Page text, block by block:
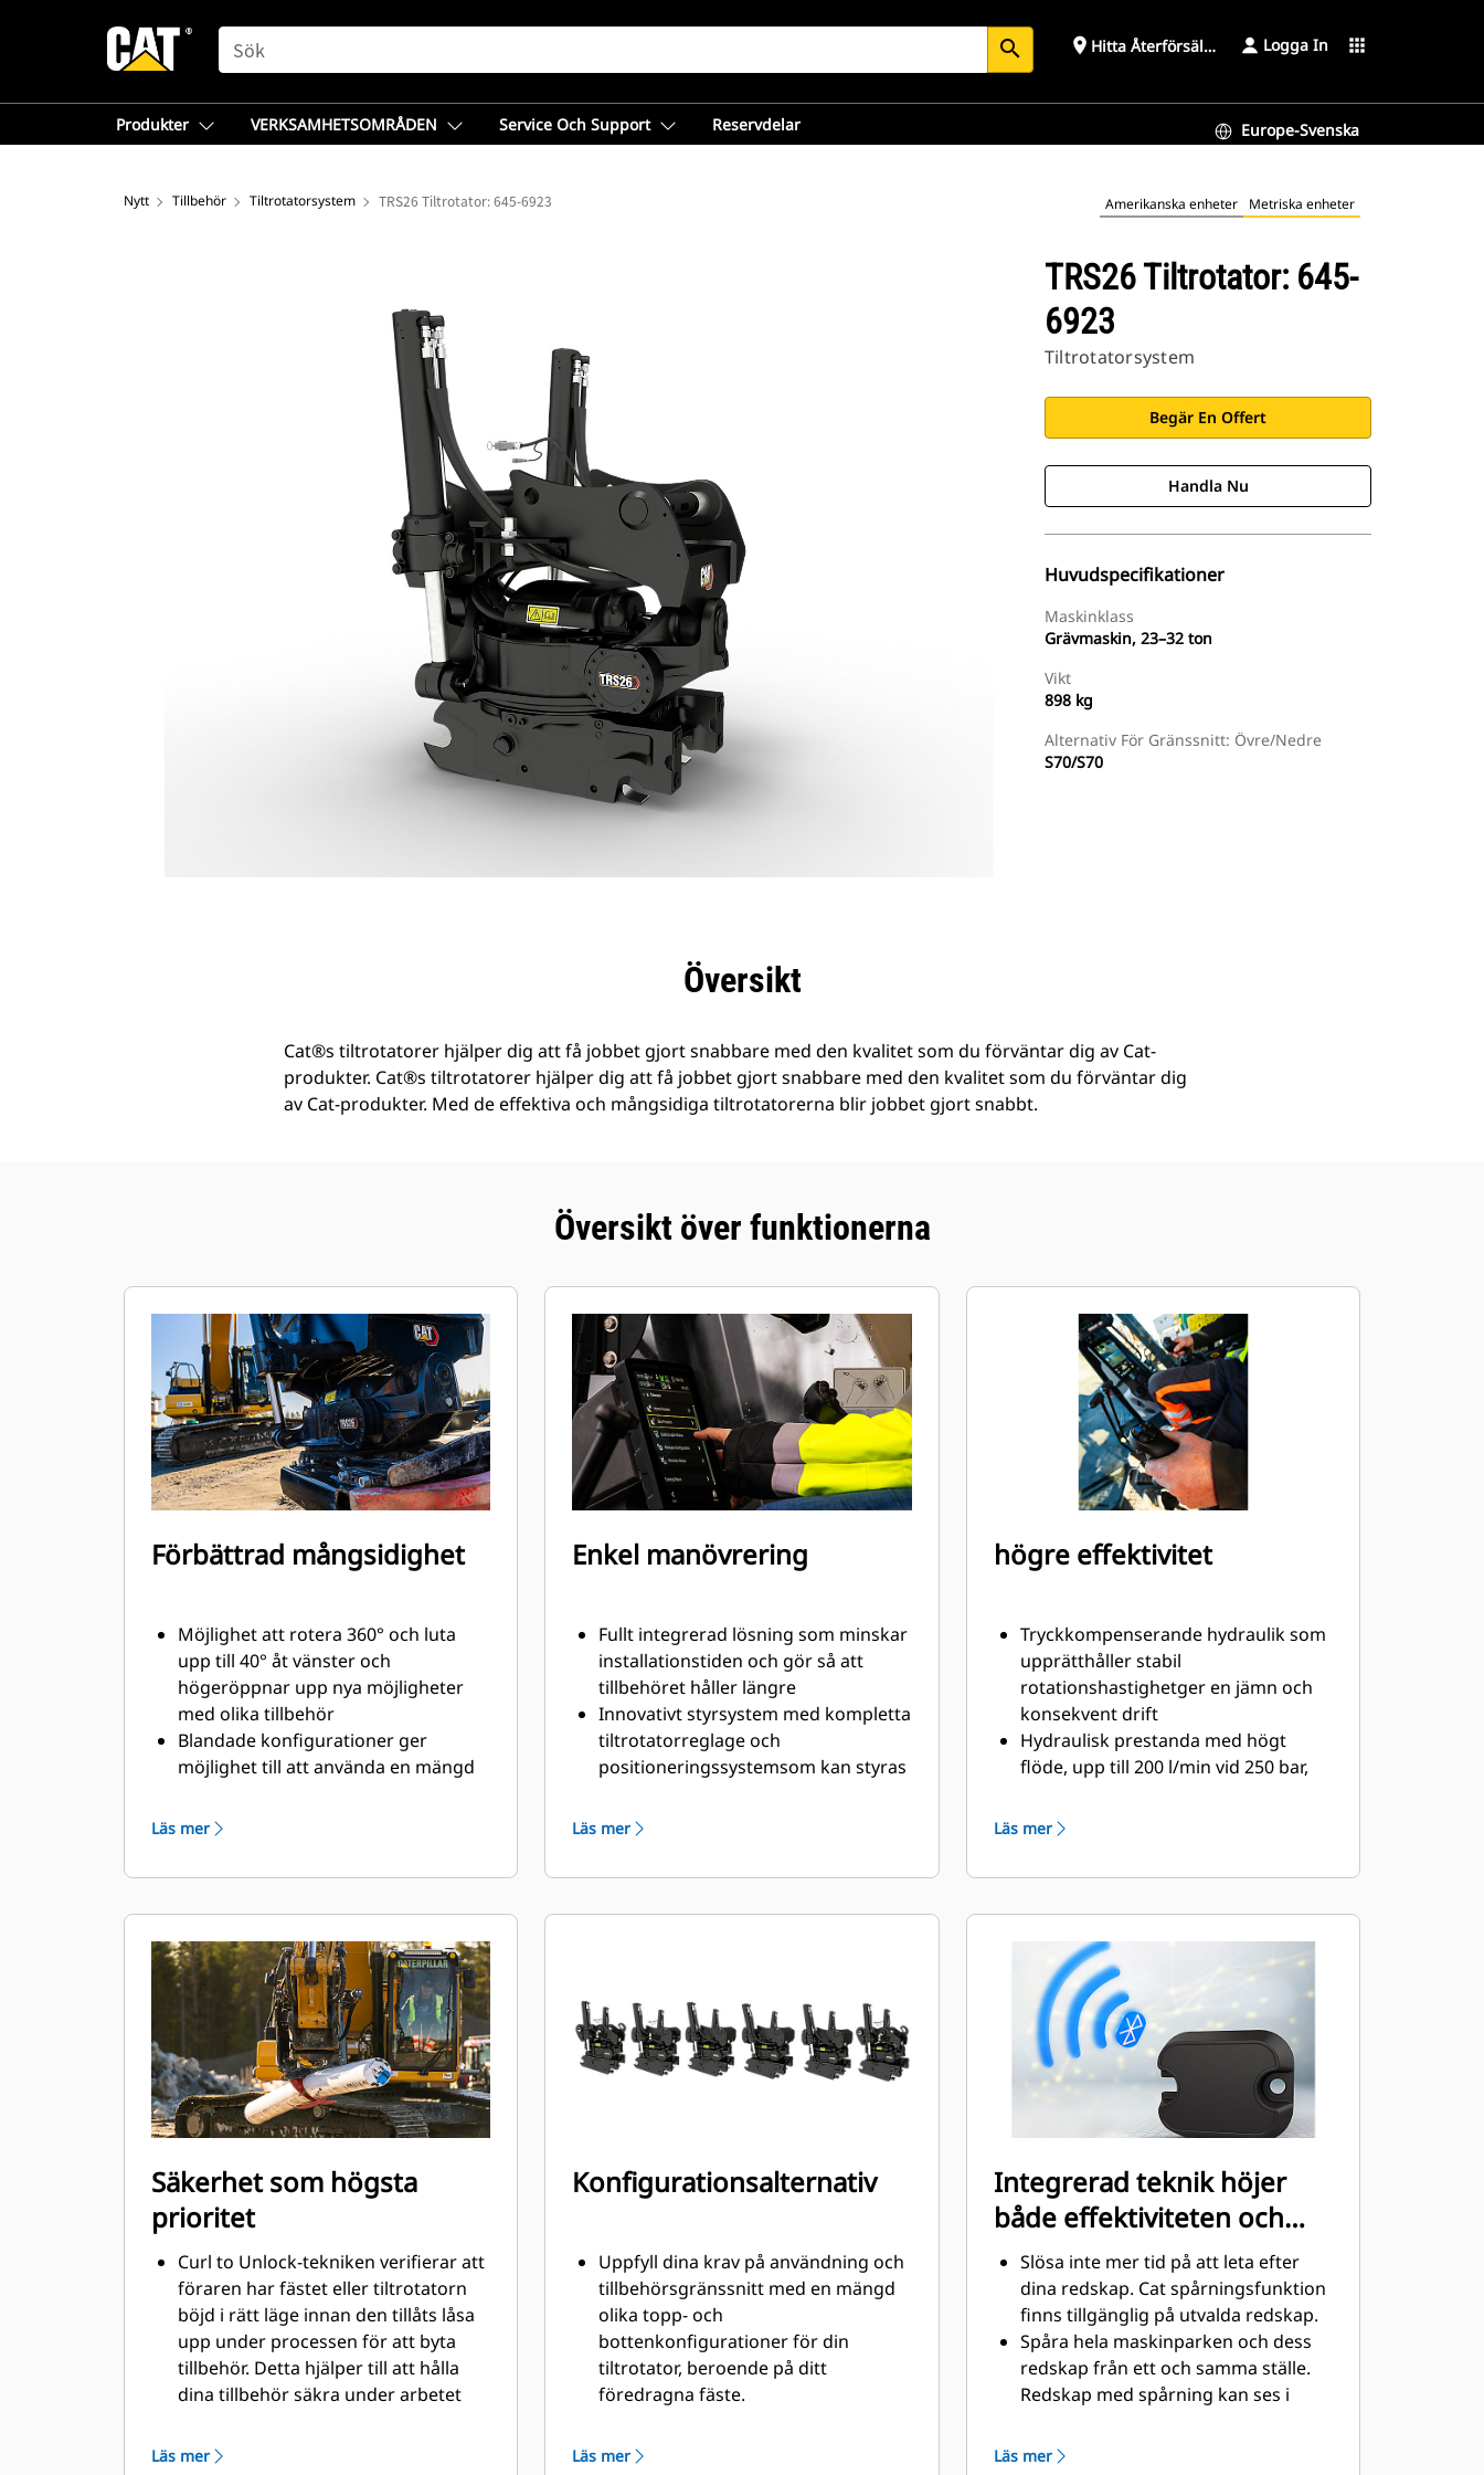
SEARCH search place Hitta Återförsäljare Logga In apps
Produkter VERKSAMHETSOMRÅDEN Service Och Support Reservdelar Europe-Svenska
Nytt Tillbehör Tiltrotatorsystem TRS26 Tiltrotator: 645-6923 Amerikanska enheter Metriska enheter
TRS26 Tiltrotator: 645-
6923
Tiltrotatorsystem
Begär En Offert
Handla Nu
Huvudspecifikationer
Maskinklass
Grävmaskin, 23–32 ton
Vikt
898 kg
Alternativ För Gränssnitt: Övre/nedre
S70/S70
SpecifikationerÖversikt
Cat®s tiltrotatorer hjälper dig att få jobbet gjort snabbare med den kvalitet som du förväntar dig av Cat-
produkter. Cat®s tiltrotatorer hjälper dig att få jobbet gjort snabbare med den kvalitet som du förväntar dig
av Cat-produkter. Med de effektiva och mångsidiga tiltrotatorerna blir jobbet gjort snabbt.
Översikt över funktionerna
Förbättrad mångsidighet
Möjlighet att rotera 360° och luta
upp till 40° åt vänster och
högeröppnar upp nya möjligheter
med olika tillbehör
Blandade konfigurationer ger
möjlighet till att använda en mängd
tillbehör som passar just dina behov
standard S-fäste till ett hydrauliskt S-
grävning, släntning, kompaktering
och mycket mer, med exakta rörelser
utan att behöva flytta maskinen
Använd gripmodulen utan att ta bort
bottenredskapet
Läs mer
Enkel manövrering
Fullt integrerad lösning som minskar
installationstiden och gör så att
tillbehöret håller längre
Innovativt styrsystem med kompletta
tiltrotatorreglage och
positioneringssystemsom kan styras
Lutningsgivaren GS520, som sitter
skyddad plats,möjliggör mycket
redskapet är korrekt anslutet och
fäst, för att minska risken att
verktyget börjar svänga eller lossnar
Läs mer
högre effektivitet
Tryckkompenserande hydraulik som
upprätthåller stabil
rotationshastighetger en jämn och
konsekvent drift
Hydraulisk prestanda med högt
flöde, upp till 200 l/min vid 250 bar,
tillbehör med högt flöde
som kan anslutas till maskinens
konstant smorda, vilket förlänger
rotorns livslängd
Tjocka stålslangarminskar
baktrycket, ökar livslängden och gör
underhållet enklare.
Läs mer
Säkerhet som högsta
prioritet
Curl to Unlock-tekniken verifierar att
föraren har fästet eller tiltrotatorn
böjd i rätt läge innan den tillåts låsa
upp under processen för att byta
tillbehör. Detta hjälper till att hålla
dina tillbehör säkra under arbetet
under frånkopplingsprocessen.
Läs mer
Konfigurationsalternativ
Uppfyll dina krav på användning och
tillbehörsgränssnitt med en mängd
olika topp- och
bottenkonfigurationer för din
tiltrotator, beroende på ditt
föredragna fäste.
direktinfästning är perfekta när
Läs mer
Integrerad teknik höjer
både effektiviteten och
produktiviteten
Slösa inte mer tid på att leta efter
dina redskap. Cat spårningsfunktion
finns tillgänglig på utvalda redskap.
Spåra hela maskinparken och dess
redskap från ett och samma ställe.
Redskap med spårning kan ses i
Produkt Länk™-ansluten utrustning.
Läs mer